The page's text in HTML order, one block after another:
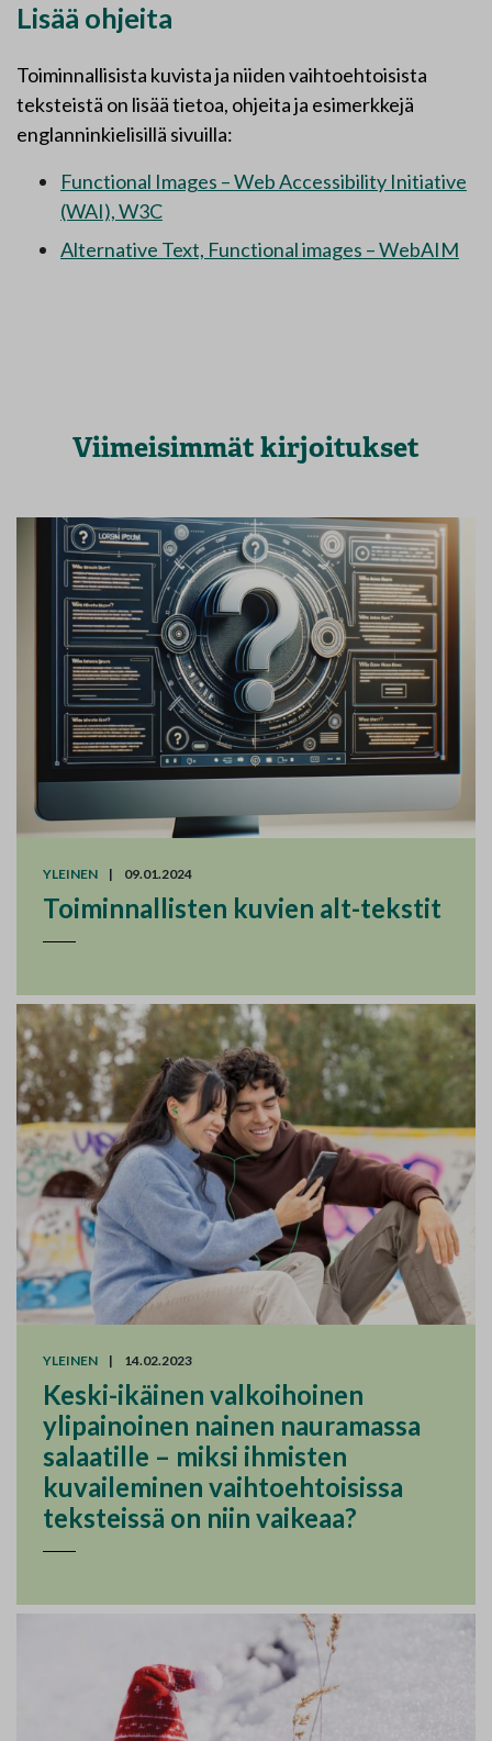
Lisää ohjeita
Toiminnallisista kuvista ja niiden vaihtoehtoisista
teksteistä on lisää tietoa, ohjeita ja esimerkkejä
englanninkielisillä sivuilla:
Functional Images – Web Accessibility Initiative
(WAI), W3C
Alternative Text, Functional images – WebAIM
Viimeisimmät kirjoitukset
YLEINEN | 09.01.2024
Toiminnallisten kuvien alt-tekstit
YLEINEN | 14.02.2023
Keski-ikäinen valkoihoinen
ylipainoinen nainen nauramassa
salaatille – miksi ihmisten
kuvaileminen vaihtoehtoisissa
teksteissä on niin vaikeaa?